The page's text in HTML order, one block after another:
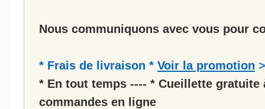
Nous communiquons avec vous pour
* Frais de livraison * Voir la promotion >
* En tout temps ---- * Cueillette gratuite
commandes en ligne